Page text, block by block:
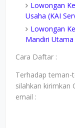
Lowongan
Usaha (KAI
Lowongan
Mandiri Utama
Cara Daftar :
Terhadap
silahkan kirimkan
email :